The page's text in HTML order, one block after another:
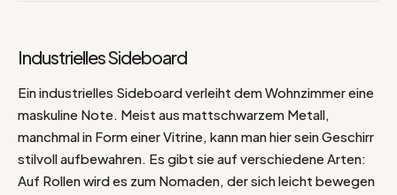
Industrielles Sideboard
Ein industrielles Sideboard verleiht dem Wohnzimmer eine
maskuline Note. Meist aus mattschwarzem Metall,
manchmal in Form einer Vitrine, kann man hier sein Geschirr
stilvoll aufbewahren. Es gibt sie auf verschiedene Arten:
Auf Rollen wird es zum Nomaden, der sich leicht bewegen